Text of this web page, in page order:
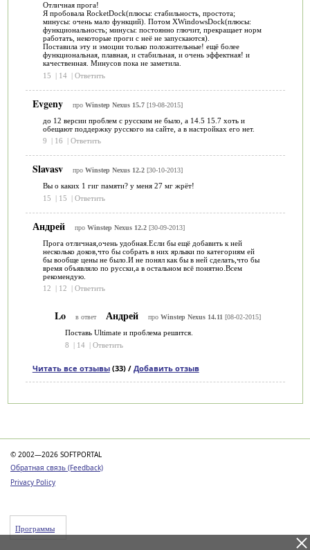
Отличная прога!
Я пробовала RocketDock(плюсы: стабильность, простота;
минусы: очень мало функций). Потом XWindowsDock(плюсы:
функциональность; минусы: постоянно глючит, прекращает норм
работать, некоторые проги с неё не запускаются).
Поставила эту и эмоции только положительные! ещё более
функциональная, плавная, и стабильная, и очень эффектная! и
качественная. Минусов пока не заметила.
15
| 14 | Ответить
Evgeny про Winstep Nexus 15.7[19-08-2015]
до 12 версии проблем с русским не было, а 14.5 15.7 хоть и
обещают поддержку русского на сайте, а в настройках его нет.
9
16 Ответить
Slavasv про Winstep Nexus 12.2[30-10-2013]
Вы о каких 1 гиг памяти? у меня 27 мг жрёт!
15
| 15 | Ответить
Андрей про Winstep Nexus 12.2[30-09-2013]
Прога отличная,очень удобная.Если бы ещё добавить к ней
несколько доков,что бы собрать в них ярлыки по категориям ей
бы вообще цены не было.И не понял как бы в ней сделать,что бы
время объявляло по русски,а в остальном всё понятно.Всем
рекомендую.
12
12 Ответить
Lo в ответ Андрей про Winstep Nexus 14.11[08-02-2015]
Поставь Ultimate и проблема решится.
8
| 14 | Ответить
Читать все отзывы(33) / Добавить отзыв
© 2002—2026 SOFTPORTAL
Обратная связь (Feedback)
Privacy Policy
Программы